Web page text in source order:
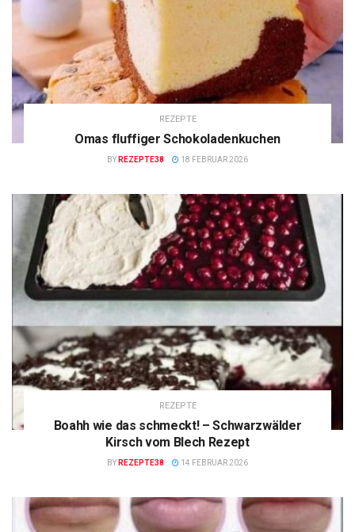
REZEPTE
Omas fluffiger Schokoladenkuchen
BY REZEPTE38 18 FEBRUAR 2026
REZEPTE
Boahh wie das schmeckt! – Schwarzwälder
Kirsch vom Blech Rezept
BY REZEPTE38 14 FEBRUAR 2026